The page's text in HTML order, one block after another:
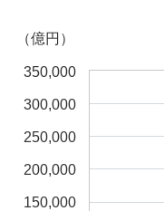
The chart has 1 X axis
The chart has 1 Y axis
（億円）
150,000
200,000
250,000
300,000
350,000